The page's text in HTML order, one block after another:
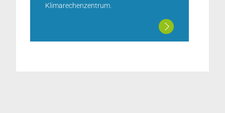
Klimarechenzentrum.